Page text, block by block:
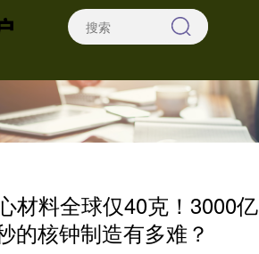
材料全球仅40克！3000亿
的核钟制造有多难？